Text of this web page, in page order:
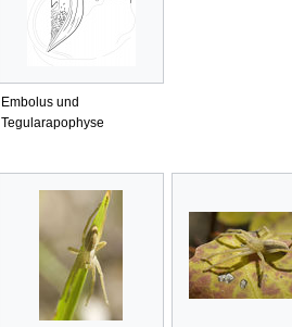
Embolus und
Tegularapophyse